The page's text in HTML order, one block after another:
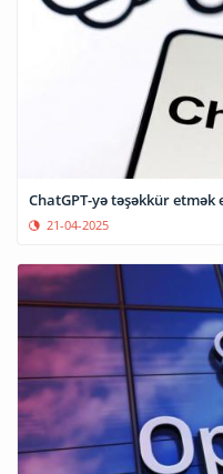
ChatGPT-yə təşəkkür
21-04-2025